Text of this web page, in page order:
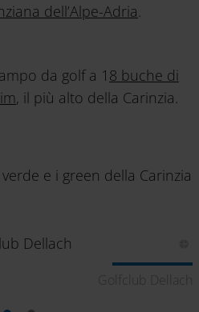
dell’Alpe-Adria.
da golf a 1 8 buche di
, il più alto della Carinzia.
e i green della Carinzia
Golfclub Dellach